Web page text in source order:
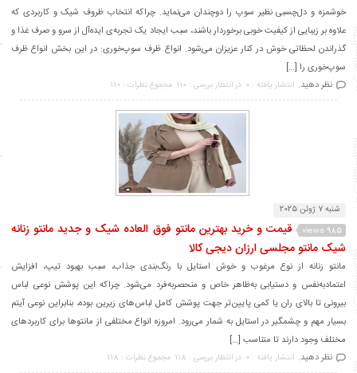
خوشمزه و دل‌چسبی نظیر سوپ را دوچندان می‌نماید. چراکه انتخاب ظروف شیک و کاربردی که
علاوه بر زیبایی از کیفیت خوبی برخوردار باشند، سبب ایجاد یک تجربه‌ی ایده‌آل از سرو و صرف غذا و
گذراندن لحظاتی خوش در کنار عزیزان می‌شود. انواع ظرف سوپ‌خوری: در این بخش انواع ظرف
سوپ‌خوری را […]
نظر دهید. انتشار یافته : 0 در انتظار بررسی : 110 مجموع نظرات : 110
شنبه 7 ژوئن 2025
985 views
قیمت و خرید بهترین مانتو فوق العاده شیک و جدید مانتو زنانه
شیک مانتو مجلسی ارزان دیجی کالا
مانتو زنانه از نوع مرغوب و خوش استایل با رنگ‌بندی جذاب، سبب بهبود تیپ، افزایش
اعتمادبه‌نفس و دستیابی به‌ظاهر خاص و منحصربه‌فرد می‌شود. چراکه این پوشش نوعی لباس
بیرونی تا بالای ران یا کمی پایین‌تر جهت پوشش کامل لباس‌های زیرین بوده، بنابراین نوعی آیتم
بسیار مهم و چشمگیر در استایل به شمار می‌رود. امروزه انواع مختلفی از مانتوها برای کاربردهای
مختلف وجود دارند تا متناسب […]
نظر دهید. انتشار یافته : 0 در انتظار بررسی : 118 مجموع نظرات : 118